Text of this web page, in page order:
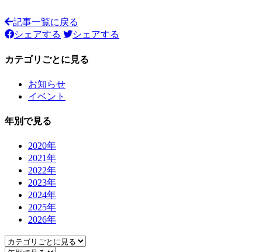
記事一覧に戻る
シェアする
シェアする
カテゴリごとに見る
お知らせ
イベント
年別で見る
2020年
2021年
2022年
2023年
2024年
2025年
2026年